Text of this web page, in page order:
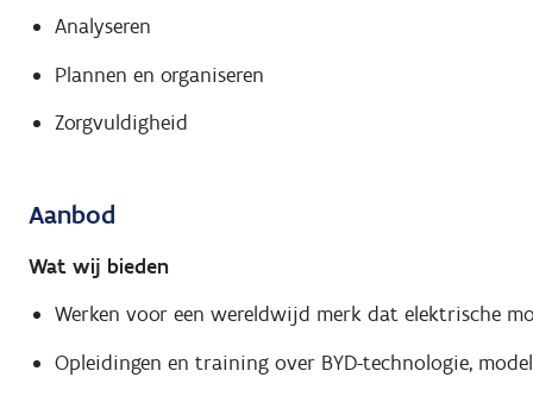
Analyseren
Plannen en organiseren
Zorgvuldigheid
Aanbod
Wat wij bieden
Werken voor een wereldwijd merk dat elektrische
Opleidingen en training over BYD-technologie,